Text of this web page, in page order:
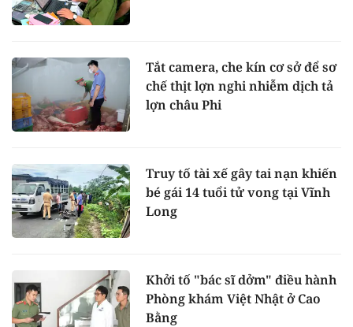
Tắt camera, che kín cơ sở để sơ
chế thịt lợn nghi nhiễm dịch tả
lợn châu Phi
Truy tố tài xế gây tai nạn khiến
bé gái 14 tuổi tử vong tại Vĩnh
Long
Khởi tố "bác sĩ dởm" điều hành
Phòng khám Việt Nhật ở Cao
Bằng